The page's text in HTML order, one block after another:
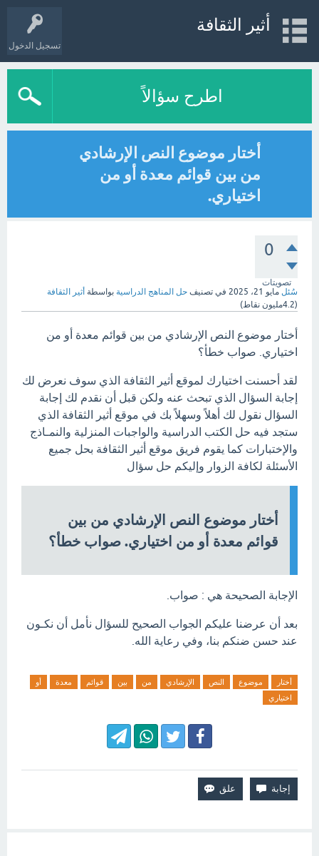
تسجيل الدخول
أثير الثقافة
اطرح سؤالاً
أختار موضوع النص الإرشادي
من بين قوائم معدة أو من
اختياري.
0
تصويتات
سُئل مايو 21، 2025 في تصنيف حل المناهج الدراسية بواسطة أثير الثقافة
(4.2مليون نقاط)
أختار موضوع النص الإرشادي من بين قوائم معدة أو من
اختياري. صواب خطأ؟
لقد أحسنت اختيارك لموقع أثير الثقافة الذي سوف نعرض لك
إجابة السؤال الذي تبحث عنه ولكن قبل أن نقدم لك إجابة
السؤال نقول لك أهلاً وسهلاً بك في موقع أثير الثقافة الذي
ستجد فيه حل الكتب الدراسية والواجبات المنزلية والنمـاذج
والإختبارات كما يقوم فريق موقع أثير الثقافة بحل جميع
الأسئلة لكافة الزوار وإليكم حل سؤال
أختار موضوع النص الإرشادي من بين
قوائم معدة أو من اختياري. صواب خطأ؟
الإجابة الصحيحة هي : صواب.
بعد أن عرضنا عليكم الجواب الصحيح للسؤال نأمل أن نكـون
عند حسن ضنكم بنا، وفي رعاية الله.
أختار موضوع النص الإرشادي من بين قوائم معدة
أو
اختياري